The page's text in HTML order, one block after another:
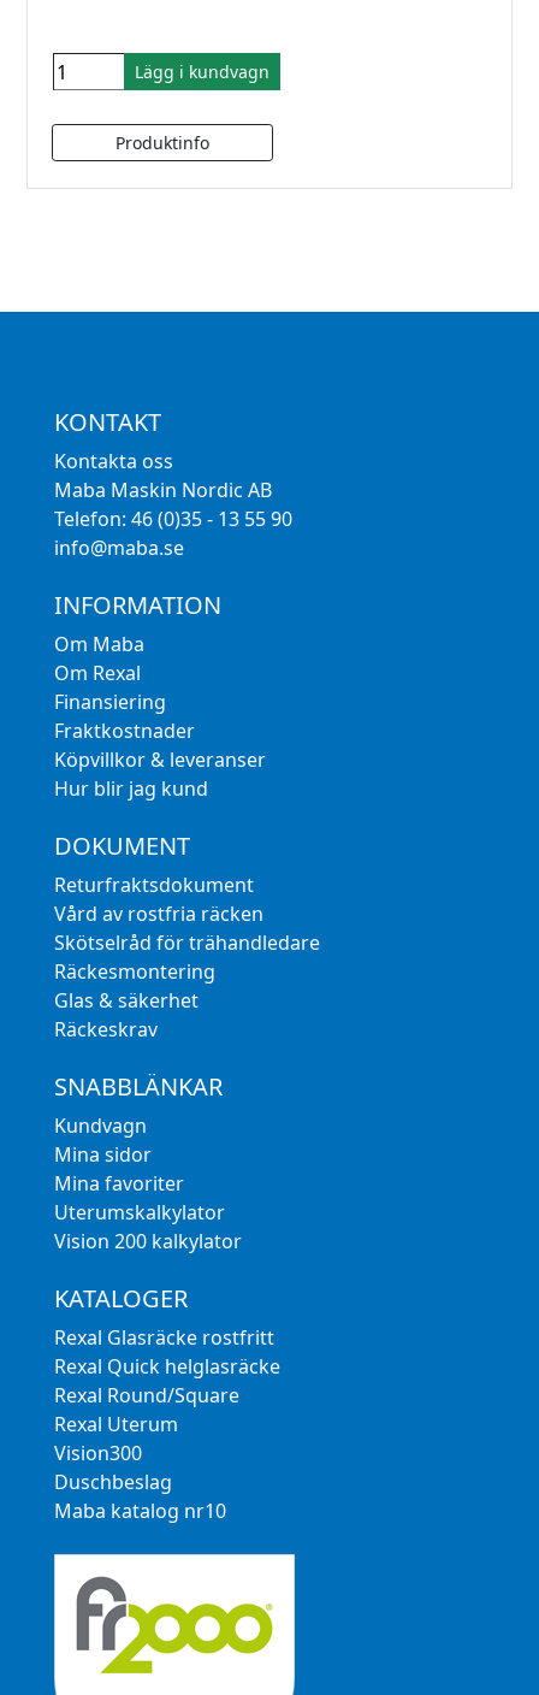
Lägg i kundvagn
KONTAKT
Kontakta oss
Maba Maskin Nordic AB
Telefon: 46 (0)35 - 13 55 90
info@maba.se
INFORMATION
Om Maba
Om Rexal
Finansiering
Fraktkostnader
Köpvillkor & leveranser
Hur blir jag kund
DOKUMENT
Returfraktsdokument
Vård av rostfria räcken
Skötselråd för trähandledare
Räckesmontering
Glas & säkerhet
Räckeskrav
SNABBLÄNKAR
Kundvagn
Mina sidor
Mina favoriter
Uterumskalkylator
Vision 200 kalkylator
KATALOGER
Rexal Glasräcke rostfritt
Rexal Quick helglasräcke
Rexal Round/Square
Rexal Uterum
Vision300
Duschbeslag
Maba katalog nr10